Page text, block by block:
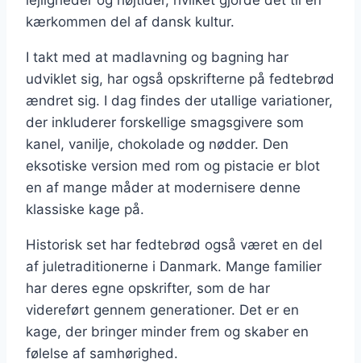
kærkommen del af dansk kultur.
I takt med at madlavning og bagning har
udviklet sig, har også opskrifterne på fedtebrød
ændret sig. I dag findes der utallige variationer,
der inkluderer forskellige smagsgivere som
kanel, vanilje, chokolade og nødder. Den
eksotiske version med rom og pistacie er blot
en af mange måder at modernisere denne
klassiske kage på.
Historisk set har fedtebrød også været en del
af juletraditionerne i Danmark. Mange familier
har deres egne opskrifter, som de har
videreført gennem generationer. Det er en
kage, der bringer minder frem og skaber en
følelse af samhørighed.